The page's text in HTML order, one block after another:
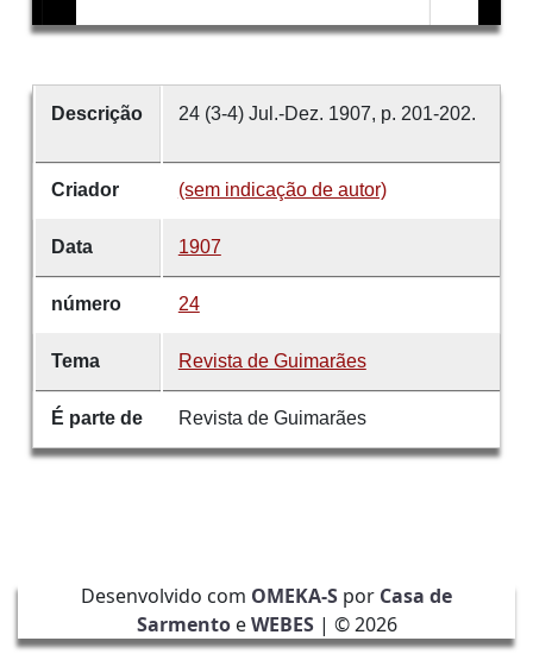
Descrição 24 (3-4) Jul.-Dez. 1907, p. 201-202.
Criador (sem indicação de autor)
Data 1907
número 24
Tema Revista de Guimarães
É parte de Revista de Guimarães
Desenvolvido com OMEKA-S por Casa de
SarmentoeWEBES| ©2026